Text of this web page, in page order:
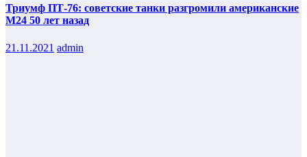
Триумф ПТ-76: советские танки разгромили американские
М24 50 лет назад
21.11.2021 admin